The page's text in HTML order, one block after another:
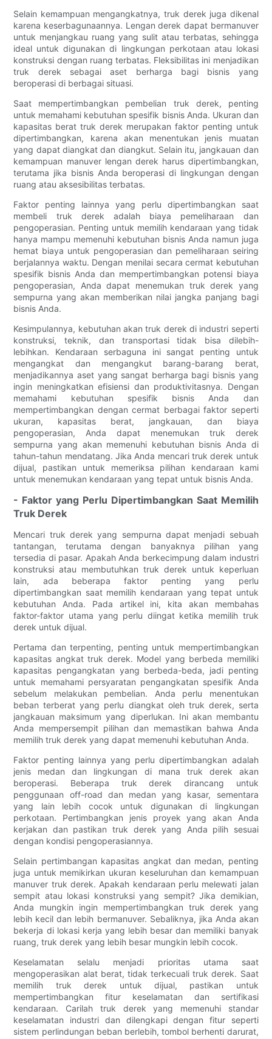
Selain kemampuan mengangkatnya, truk derek juga dikenal
karena keserbagunaannya. Lengan derek dapat bermanuver
untuk menjangkau ruang yang sulit atau terbatas, sehingga
ideal untuk digunakan di lingkungan perkotaan atau lokasi
konstruksi dengan ruang terbatas. Fleksibilitas ini menjadikan
truk derek sebagai aset berharga bagi bisnis yang
beroperasi di berbagai situasi.
Saat mempertimbangkan pembelian truk derek, penting
untuk memahami kebutuhan spesifik bisnis Anda. Ukuran dan
kapasitas berat truk derek merupakan faktor penting untuk
dipertimbangkan, karena akan menentukan jenis muatan
yang dapat diangkat dan diangkut. Selain itu, jangkauan dan
kemampuan manuver lengan derek harus dipertimbangkan,
terutama jika bisnis Anda beroperasi di lingkungan dengan
ruang atau aksesibilitas terbatas.
Faktor penting lainnya yang perlu dipertimbangkan saat
membeli truk derek adalah biaya pemeliharaan dan
pengoperasian. Penting untuk memilih kendaraan yang tidak
hanya mampu memenuhi kebutuhan bisnis Anda namun juga
hemat biaya untuk pengoperasian dan pemeliharaan seiring
berjalannya waktu. Dengan menilai secara cermat kebutuhan
spesifik bisnis Anda dan mempertimbangkan potensi biaya
pengoperasian, Anda dapat menemukan truk derek yang
sempurna yang akan memberikan nilai jangka panjang bagi
bisnis Anda.
Kesimpulannya, kebutuhan akan truk derek di industri seperti
konstruksi, teknik, dan transportasi tidak bisa dilebih-
lebihkan. Kendaraan serbaguna ini sangat penting untuk
mengangkat dan mengangkut barang-barang berat,
menjadikannya aset yang sangat berharga bagi bisnis yang
ingin meningkatkan efisiensi dan produktivitasnya. Dengan
memahami kebutuhan spesifik bisnis Anda dan
mempertimbangkan dengan cermat berbagai faktor seperti
ukuran, kapasitas berat, jangkauan, dan biaya
pengoperasian, Anda dapat menemukan truk derek
sempurna yang akan memenuhi kebutuhan bisnis Anda di
tahun-tahun mendatang. Jika Anda mencari truk derek untuk
dijual, pastikan untuk memeriksa pilihan kendaraan kami
untuk menemukan kendaraan yang tepat untuk bisnis Anda.
- Faktor yang Perlu Dipertimbangkan Saat Memilih
Truk Derek
Mencari truk derek yang sempurna dapat menjadi sebuah
tantangan, terutama dengan banyaknya pilihan yang
tersedia di pasar. Apakah Anda berkecimpung dalam industri
konstruksi atau membutuhkan truk derek untuk keperluan
lain, ada beberapa faktor penting yang perlu
dipertimbangkan saat memilih kendaraan yang tepat untuk
kebutuhan Anda. Pada artikel ini, kita akan membahas
faktor-faktor utama yang perlu diingat ketika memilih truk
derek untuk dijual.
Pertama dan terpenting, penting untuk mempertimbangkan
kapasitas angkat truk derek. Model yang berbeda memiliki
kapasitas pengangkatan yang berbeda-beda, jadi penting
untuk memahami persyaratan pengangkatan spesifik Anda
sebelum melakukan pembelian. Anda perlu menentukan
beban terberat yang perlu diangkat oleh truk derek, serta
jangkauan maksimum yang diperlukan. Ini akan membantu
Anda mempersempit pilihan dan memastikan bahwa Anda
memilih truk derek yang dapat memenuhi kebutuhan Anda.
Faktor penting lainnya yang perlu dipertimbangkan adalah
jenis medan dan lingkungan di mana truk derek akan
beroperasi. Beberapa truk derek dirancang untuk
penggunaan off-road dan medan yang kasar, sementara
yang lain lebih cocok untuk digunakan di lingkungan
perkotaan. Pertimbangkan jenis proyek yang akan Anda
kerjakan dan pastikan truk derek yang Anda pilih sesuai
dengan kondisi pengoperasiannya.
Selain pertimbangan kapasitas angkat dan medan, penting
juga untuk memikirkan ukuran keseluruhan dan kemampuan
manuver truk derek. Apakah kendaraan perlu melewati jalan
sempit atau lokasi konstruksi yang sempit? Jika demikian,
Anda mungkin ingin mempertimbangkan truk derek yang
lebih kecil dan lebih bermanuver. Sebaliknya, jika Anda akan
bekerja di lokasi kerja yang lebih besar dan memiliki banyak
ruang, truk derek yang lebih besar mungkin lebih cocok.
Keselamatan selalu menjadi prioritas utama saat
mengoperasikan alat berat, tidak terkecuali truk derek. Saat
memilih truk derek untuk dijual, pastikan untuk
mempertimbangkan fitur keselamatan dan sertifikasi
kendaraan. Carilah truk derek yang memenuhi standar
keselamatan industri dan dilengkapi dengan fitur seperti
sistem perlindungan beban berlebih, tombol berhenti darurat,